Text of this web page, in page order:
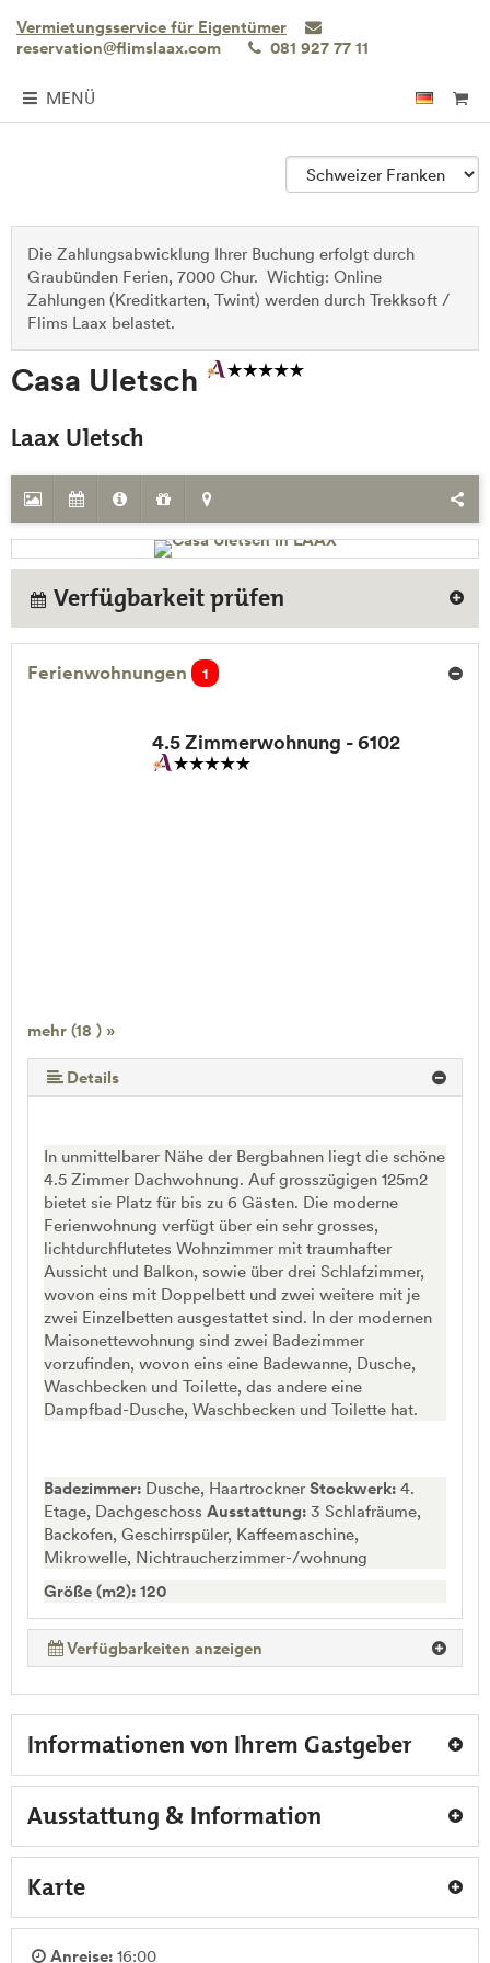
Vermietungsservice für Eigentümer
reservation@flimslaax.com
081 927 77 11
MENÜ
Die Zahlungsabwicklung Ihrer Buchung erfolgt durch
Graubünden Ferien, 7000 Chur. Wichtig: Online
Zahlungen (Kreditkarten, Twint) werden durch Trekksoft /
Flims Laax belastet.
Casa Uletsch
Laax Uletsch
Verfügbarkeit prüfen
Ferienwohnungen 1
mehr (18 ) »
mehr (18 ) »
mehr (18 ) »
mehr (18 ) »
mehr (18 ) »
mehr (18 ) »
mehr (18 ) »
mehr (18 ) »
mehr (18 ) »
mehr (18 ) »
mehr (18 ) »
mehr (18 ) »
mehr (18 ) »
mehr (18 ) »
mehr (18 ) »
4.5 Zimmerwohnung - 6102
Details
In unmittelbarer Nähe der Bergbahnen liegt die schöne
4.5 Zimmer Dachwohnung. Auf grosszügigen 125m2
bietet sie Platz für bis zu 6 Gästen. Die moderne
Ferienwohnung verfügt über ein sehr grosses,
lichtdurchflutetes Wohnzimmer mit traumhafter
Aussicht und Balkon, sowie über drei Schlafzimmer,
wovon eins mit Doppelbett und zwei weitere mit je
zwei Einzelbetten ausgestattet sind. In der modernen
Maisonettewohnung sind zwei Badezimmer
vorzufinden, wovon eins eine Badewanne, Dusche,
Waschbecken und Toilette, das andere eine
Dampfbad-Dusche, Waschbecken und Toilette hat.
Badezimmer: Dusche, Haartrockner Stockwerk: 4.
Etage, Dachgeschoss Ausstattung: 3 Schlafräume,
Backofen, Geschirrspüler, Kaffeemaschine,
Mikrowelle, Nichtraucherzimmer-/wohnung
Größe (m2): 120
Verfügbarkeiten anzeigen
Informationen von Ihrem Gastgeber
Ausstattung & Information
Karte
Anreise: 16:00